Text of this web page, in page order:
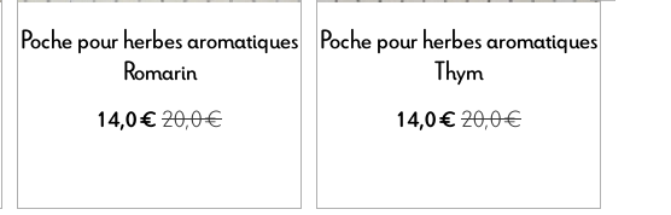
Poche pour herbes aromatiques
Romarin
14,0 € 20,0 €
Poche pour herbes aromatiques
Thym
14,0 € 20,0 €